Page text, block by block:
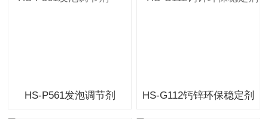
HS-P561发泡调节剂 HS-G112钙锌环保稳定剂